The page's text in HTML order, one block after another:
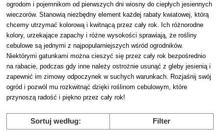
ogrodom i pojemnikom od pierwszych dni wiosny do ciepłych jesiennych
wieczorów. Stanowią niezbędny element każdej rabaty kwiatowej, którą
chcemy utrzymać kolorową i kwitnącą przez cały rok. Ich różnorodne
kolory, urzekające zapachy i różne wysokości sprawiają, że rośliny
cebulowe są jednymi z najpopularniejszych wśród ogrodników.
Niektórymi gatunkami można cieszyć się przez cały rok bezpośrednio
na rabacie, podczas gdy inne należy ostrożnie usunąć z gleby jesienią i
zapewnić im zimowy odpoczynek w suchych warunkach. Rozjaśnij swój
ogród i pozwól mu rozkwitnąć dzięki roślinom cebulowym, które
przynoszą radość i piękno przez cały rok!
Sortuj według: Filter